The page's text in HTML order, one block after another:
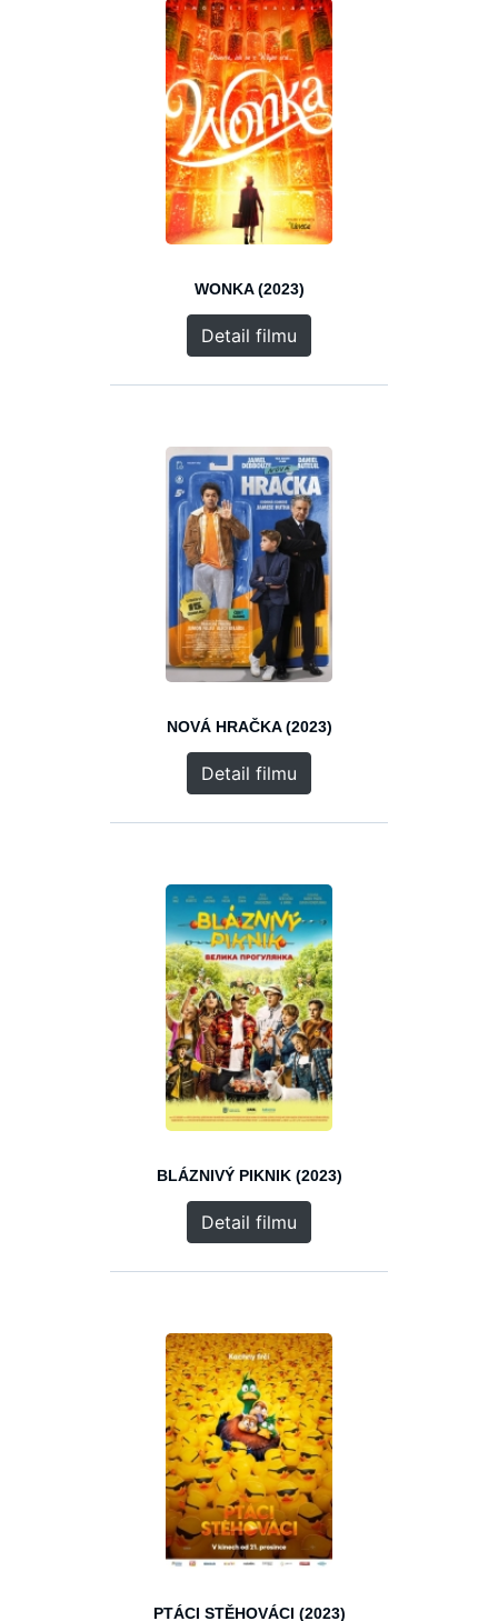
WONKA (2023)
Detail filmu
NOVÁ HRAČKA (2023)
Detail filmu
BLÁZNIVÝ PIKNIK (2023)
Detail filmu
PTÁCI STĚHOVÁCI (2023)